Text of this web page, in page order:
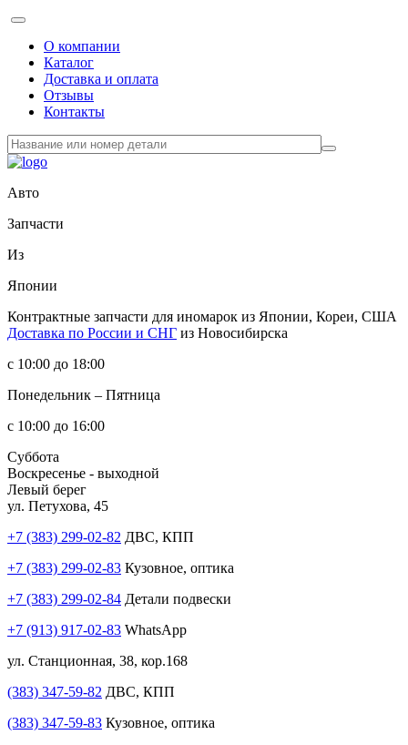
О компании
Каталог
Доставка и оплата
Отзывы
Контакты
Авто
Запчасти
Из
Японии
Контрактные запчасти для иномарок из Японии, Кореи, США
Доставка по России и СНГ из Новосибирска
с 10:00 до 18:00
Понедельник – Пятница
с 10:00 до 16:00
Суббота
Воскресенье - выходной
Левый берег
ул. Петухова, 45
+7 (383) 299-02-82 ДВС, КПП
+7 (383) 299-02-83 Кузовное, оптика
+7 (383) 299-02-84 Детали подвески
+7 (913) 917-02-83 WhatsApp
ул. Станционная, 38, кор.168
(383) 347-59-82 ДВС, КПП
(383) 347-59-83 Кузовное, оптика